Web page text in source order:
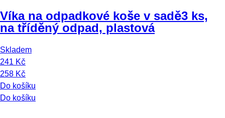
Víka na odpadkové koše v sadě3 ks,
na tříděný odpad, plastová
Skladem
241 Kč
258 Kč
Do košíku
Do košíku